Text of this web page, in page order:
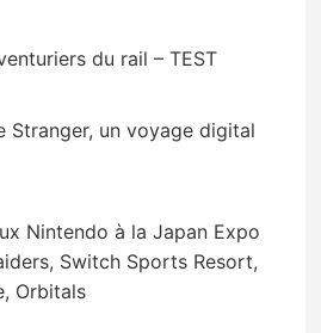
du rail – TEST
Stranger, un voyage digital
Nintendo à la Japan Expo
Switch Sports Resort,
Orbitals